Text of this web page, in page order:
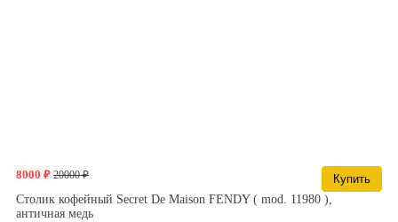
8000 ₽ 20000 ₽
Купить
Столик кофейный Secret De Maison FENDY ( mod. 11980 ),
античная медь